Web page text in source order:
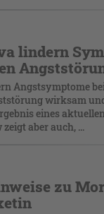
lindern
Angstsymptome
wirksam
eines
aber auch, ...
zu